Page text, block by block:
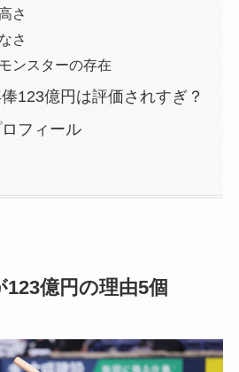
さ
さ
ンスターの存在
123億円は評価されすぎ？
フィール
億円の理由5個